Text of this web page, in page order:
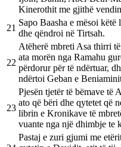
Kinerothit me gjithë
21
Sapo Baasha e mësoi
dhe qëndroi në Tirtsah.
22
Atëherë mbreti Asa thirri
ata morën nga Ramahu
përdorur për të ndërtuar,
ndërtoi Geban e
23
Pjesën tjetër të bëmave të
ato që bëri dhe qytetet që
librin e Kronikave të
vuante nga një dhimbje te
Pastaj e zuri gjumi me